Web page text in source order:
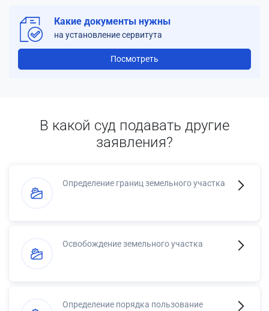
Какие документы нужны
на установление сервитута
Посмотреть
В какой суд подавать другие
заявления?
Определение границ земельного участка
Освобождение земельного участка
Определение порядка пользование